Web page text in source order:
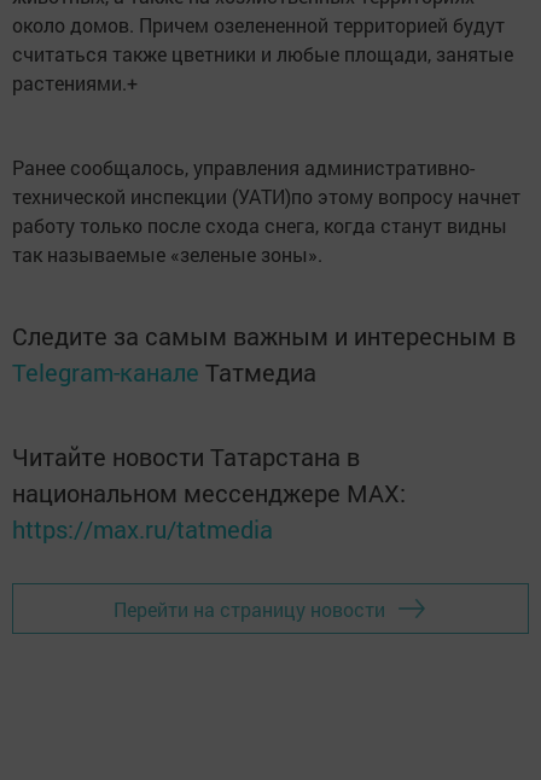
около домов. Причем озелененной территорией будут
считаться также цветники и любые площади, занятые
растениями.+
Ранее сообщалось, управления административно-
технической инспекции (УАТИ)по этому вопросу начнет
работу только после схода снега, когда станут видны
так называемые «зеленые зоны».
Следите за самым важным и интересным в
Telegram-канале Татмедиа
Читайте новости Татарстана в
национальном мессенджере MАХ:
https://max.ru/tatmedia
Перейти на страницу новости